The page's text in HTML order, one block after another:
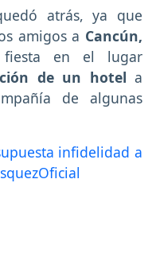
atrás, ya que
amigos a Cancún,
en el lugar
de un hotel a
de algunas